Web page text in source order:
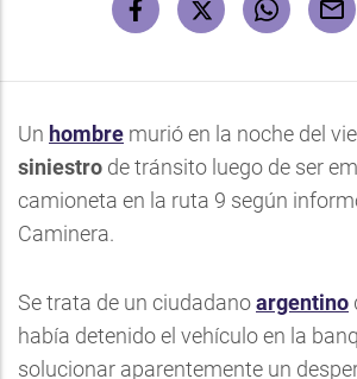
Un hombre murió en la noche del
siniestro de tránsito luego de ser
camioneta en la ruta 9 según
Caminera.
Se trata de un ciudadanoargentino
había detenido el vehículo en la
solucionar aparentemente un